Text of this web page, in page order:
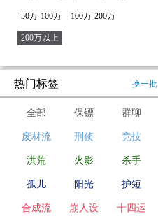
50万-100万 100万-200万
200万以上
热门标签 换一批
全部 保镖 群聊
废材流 刑侦 竞技
洪荒 火影 杀手
孤儿 阳光 护短
合成流 崩人设 十四运